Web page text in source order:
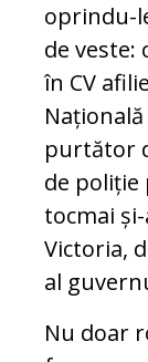
oprindu-
de veste:
în CV
purtător
de poliție
tocmai
Victoria,
al
Nu doar